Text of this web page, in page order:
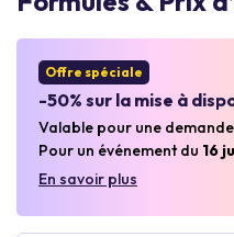
Offre spéciale
-50% sur la mise à
Valable pour une demande
Pour un événement du 16
En savoir plus